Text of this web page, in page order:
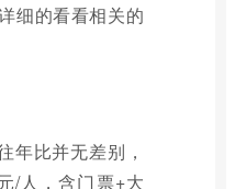
细的看看相关的
年比并无差别，
/人，含门票+大